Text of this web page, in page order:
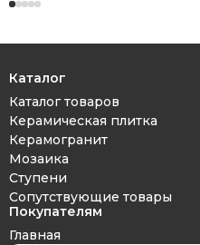
Каталог
Каталог товаров
Керамическая плитка
Керамогранит
Мозаика
Ступени
Сопутствующие товары
Покупателям
Главная